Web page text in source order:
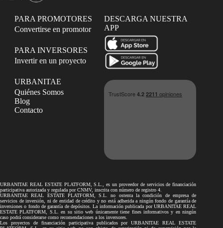
PARA PROMOTORES
Convertirse en promotor
PARA INVERSORES
Invertir en un proyecto
URBANITAE
Quiénes Somos
Blog
Contacto
DESCARGA NUESTRA
APP
URBANITAE REAL ESTATE PLATFORM, S.L., es un proveedor de servicios de financiación
participativa autorizada y regulada por CNMV, inscrita con número de registro 4.
URBANITAE REAL ESTATE PLATFORM, S.L. no ostenta la condición de empresa de
servicios de inversión, ni de entidad de crédito y no está adherida a ningún fondo de garantía de
inversiones o fondo de garantía de depósitos. La información publicada por URBANITAE REAL
ESTATE PLATFORM, S.L. en su sitio web únicamente tiene fines informativos y en ningún
caso podrá considerarse como recomendaciones a los inversores.
Los proyectos de financiación participativa publicados por URBANITAE REAL ESTATE